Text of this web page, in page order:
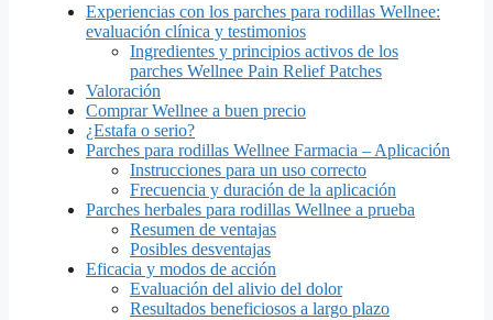
Experiencias con los parches para rodillas Wellnee:
evaluación clínica y testimonios
Ingredientes y principios activos de los
parches Wellnee Pain Relief Patches
Valoración
Comprar Wellnee a buen precio
¿Estafa o serio?
Parches para rodillas Wellnee Farmacia – Aplicación
Instrucciones para un uso correcto
Frecuencia y duración de la aplicación
Parches herbales para rodillas Wellnee a prueba
Resumen de ventajas
Posibles desventajas
Eficacia y modos de acción
Evaluación del alivio del dolor
Resultados beneficiosos a largo plazo